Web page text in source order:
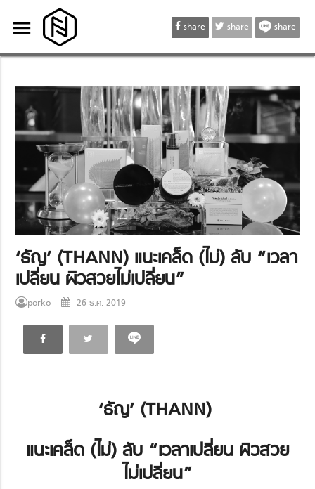
menu
menu share share share
‘ธัญ’ (THANN) แนะเคล็ด (ไม่) ลับ “เวลา
เปลี่ยน ผิวสวยไม่เปลี่ยน”
porko 26 ธ.ค. 2019
‘ธัญ’ (THANN)
แนะเคล็ด (ไม่) ลับ “เวลาเปลี่ยน ผิวสวย
ไม่เปลี่ยน”